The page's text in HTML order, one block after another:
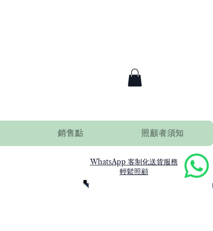
WhatsApp 客制化送貨服務
輕鬆照顧
銷售點 照顧者須知